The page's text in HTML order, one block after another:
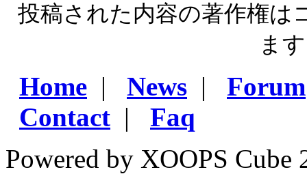
投稿された内容の著作権は
ま
Home | News | Forum
Contact | Faq
Powered by XOOPS